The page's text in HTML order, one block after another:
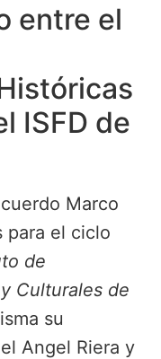
entre el
ISFD de
Marco
para el ciclo
de
Culturales de
su
Angel Riera y